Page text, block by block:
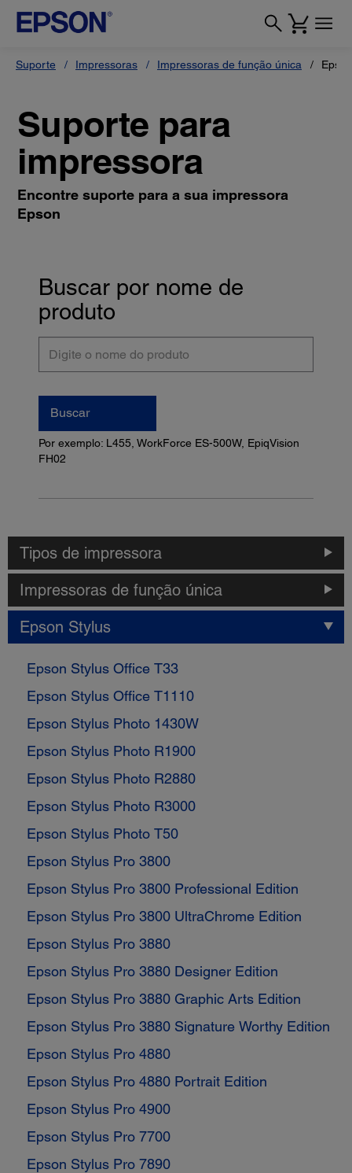
Suporte Impressoras Impressoras de função única
Suporte para
impressora
Encontre suporte para a sua impressora
Epson
Buscar por nome de
produto
do
produto
Buscar
Por exemplo: L455, WorkForce ES-500W, EpiqVision
FH02
Tipos de impressora
Impressoras de função única
Epson Stylus
Epson Stylus Office T33
Epson Stylus Office T1110
Epson Stylus Photo 1430W
Epson Stylus Photo R1900
Epson Stylus Photo R2880
Epson Stylus Photo R3000
Epson Stylus Photo T50
Epson Stylus Pro 3800
Epson Stylus Pro 3800 Professional Edition
Epson Stylus Pro 3800 UltraChrome Edition
Epson Stylus Pro 3880
Epson Stylus Pro 3880 Designer Edition
Epson Stylus Pro 3880 Graphic Arts Edition
Epson Stylus Pro 3880 Signature Worthy Edition
Epson Stylus Pro 4880
Epson Stylus Pro 4880 Portrait Edition
Epson Stylus Pro 4900
Epson Stylus Pro 7700
Epson Stylus Pro 7890